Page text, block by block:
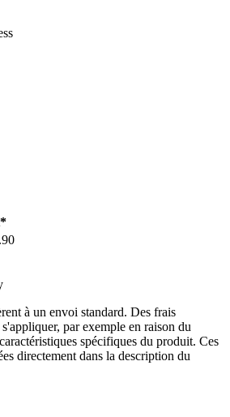
à un envoi standard. Des frais
par exemple en raison du
spécifiques du produit. Ces
directement dans la description du